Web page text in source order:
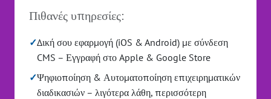
Πιθανές υπηρεσίες:
✓Δική σου εφαρμογή (iOS & Android) με σύνδεση
CMS – Εγγραφή στο Apple & Google Store
✓Ψηφιοποίηση & Αυτοματοποίηση επιχειρηματικών
διαδικασιών – λιγότερα λάθη, περισσότερη